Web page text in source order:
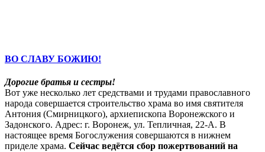
ВО СЛАВУ БОЖИЮ!
Дорогие братья и сестры!
Вот уже несколько лет средствами и трудами православного
народа совершается строительство храма во имя святителя
Антония (Смирницкого), архиепископа Воронежского и
Задонского. Адрес: г. Воронеж, ул. Тепличная, 22-А. В
настоящее время Богослужения совершаются в нижнем
приделе храма. Сейчас ведётся сбор пожертвований на